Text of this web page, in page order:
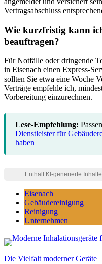
Vertragsabschluss
Wie kurzfristig kann
beauftragen?
Für Notfälle oder dringende
in Eisenach einen Express-
sollten Sie etwa eine Woche
Verträge empfehle ich,
Vorbereitung einzurechnen.
Lese-Empfehlung:
Dienstleister für
haben
Eisenach
Gebäudereinigung
Reinigung
Unternehmen
Die Vielfalt moderner Geräte